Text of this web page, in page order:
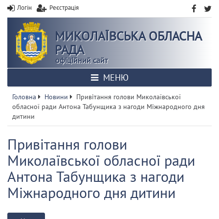
Логін Реєстрація
МИКОЛАЇВСЬКА ОБЛАСНА
РАДА
офіційний сайт
МЕНЮ
Головна Новини
Привітання голови Миколаївської
обласної ради Антона Табунщика з нагоди Міжнародного дня
дитини
Привітання голови
Миколаївської обласної ради
Антона Табунщика з нагоди
Міжнародного дня дитини